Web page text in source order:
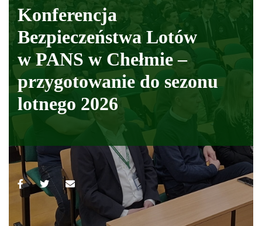
Konferencja
Bezpieczeństwa Lotów
w PANS w Chełmie –
przygotowanie do sezonu
lotnego 2026